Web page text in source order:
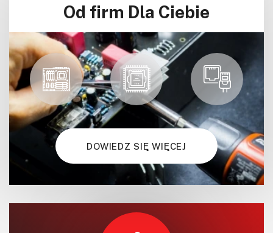
Od firm Dla Ciebie
DOWIEDZ SIĘ WIĘCEJ